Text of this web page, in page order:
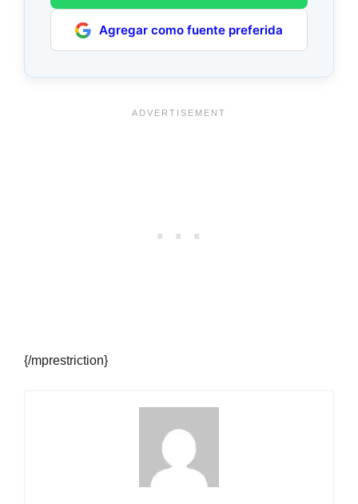
Agregar como fuente preferida
{/mprestriction}